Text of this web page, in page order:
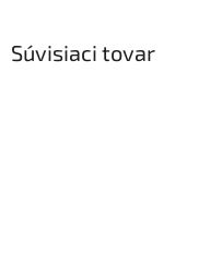
Súvisiaci tovar